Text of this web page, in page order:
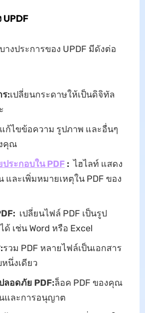
งประการของ UPDF มีดังต่อ
:เปลี่ยนกระดาษให้เป็นดิจิทัล
แก้ไขข้อความ รูปภาพ และอื่นๆ
คุณ
ระกอบใน PDF: ไฮไลท์ แสดง
และเพิ่มหมายเหตุใน PDF ของ
เปลี่ยนไฟล์ PDF เป็นรูป
เช่น Word หรือ Excel
รวม PDF หลายไฟล์เป็นเอกสาร
นึ่งเดียว
ลอดภัย PDF:ล็อค PDF ของคุณ
และการอนุญาต